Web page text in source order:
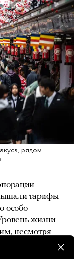
рядом
тарифы
особо
жизни
несмотря